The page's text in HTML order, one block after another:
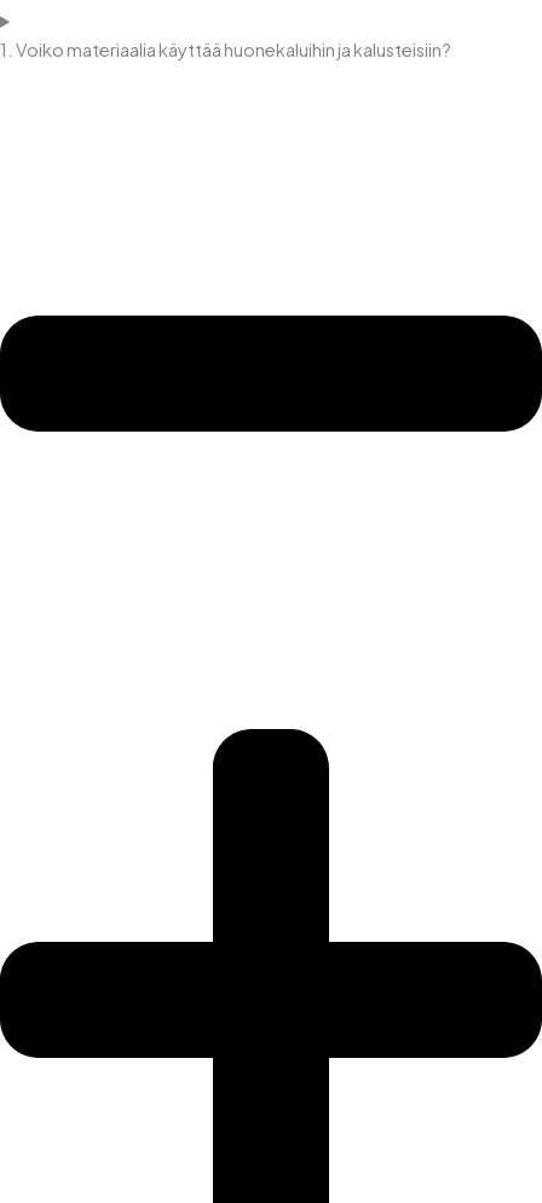
1. Voiko materiaalia käyttää huonekaluihin ja kalusteisiin?